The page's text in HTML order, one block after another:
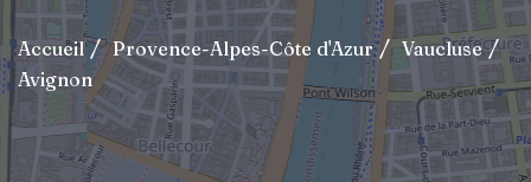
Accueil Provence-Alpes-Côte d'Azur
Vaucluse
Avignon